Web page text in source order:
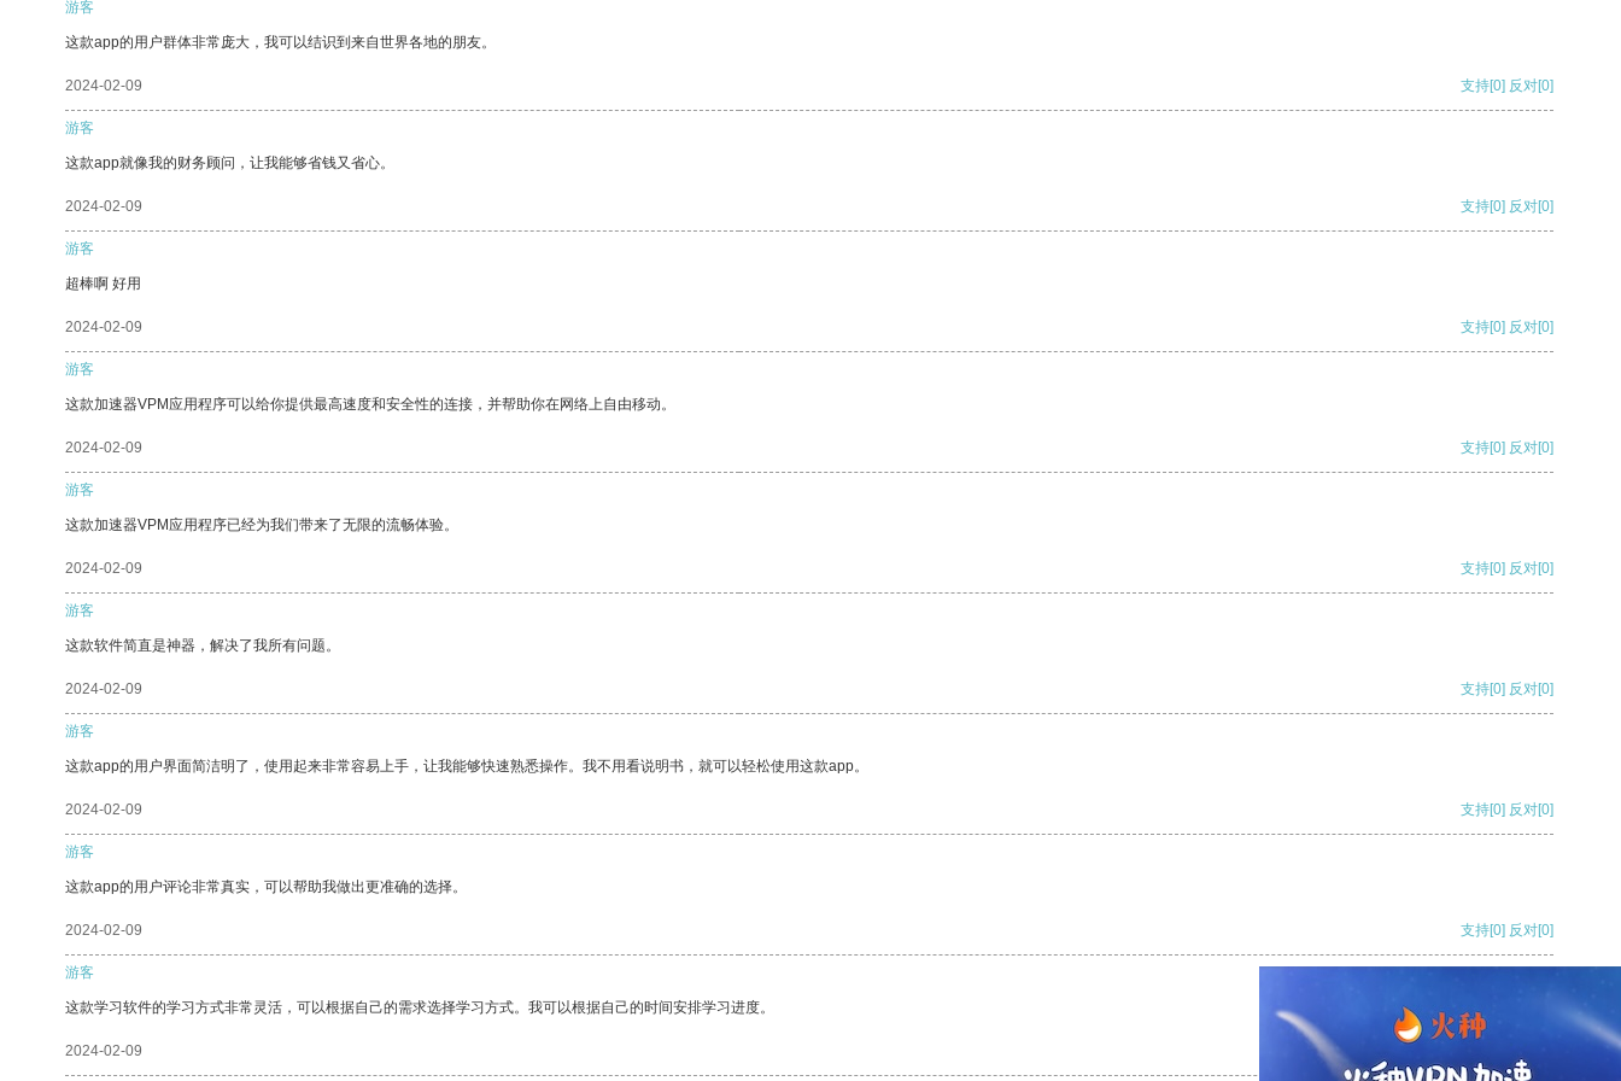
游客
这款app的用户群体非常庞大，我可以结识到来自世界各地的朋友。
2024-02-09 支持[0] 反对[0]
游客
这款app就像我的财务顾问，让我能够省钱又省心。
2024-02-09 支持[0] 反对[0]
游客
超棒啊 好用
2024-02-09 支持[0] 反对[0]
游客
这款加速器VPM应用程序可以给你提供最高速度和安全性的连接，并帮助你在网络上自由移动。
2024-02-09 支持[0] 反对[0]
游客
这款加速器VPM应用程序已经为我们带来了无限的流畅体验。
2024-02-09 支持[0] 反对[0]
游客
这款软件简直是神器，解决了我所有问题。
2024-02-09 支持[0] 反对[0]
游客
这款app的用户界面简洁明了，使用起来非常容易上手，让我能够快速熟悉操作。我不用看说明书，就可以轻松使用这款app。
2024-02-09 支持[0] 反对[0]
游客
这款app的用户评论非常真实，可以帮助我做出更准确的选择。
2024-02-09 支持[0] 反对[0]
游客
这款学习软件的学习方式非常灵活，可以根据自己的需求选择学习方式。我可以根据自己的时间安排学习进度。
2024-02-09